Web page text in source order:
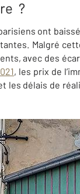
?
ont
Malgré
avec des
, les prix de
les délais de